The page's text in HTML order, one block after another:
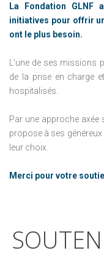
La Fondation
initiatives pour offrir
ont le plus besoin.
L'une de ses missions
de la prise en charge
hospitalisés.
Par une approche axée
propose à ses
leur choix.
Merci pour votre